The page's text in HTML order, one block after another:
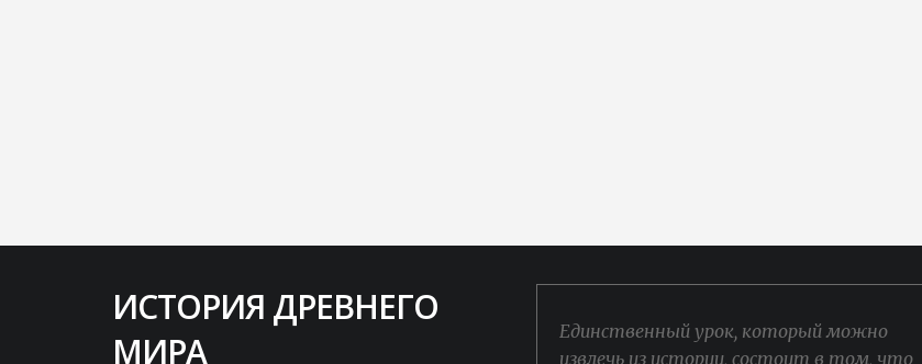
ИСТОРИЯ ДРЕВНЕГО
МИРА
Народ, который может быть спасен
лишь одним-единственным человеком,
Единственный урок, который можно
извлечь из истории, состоит в том, что